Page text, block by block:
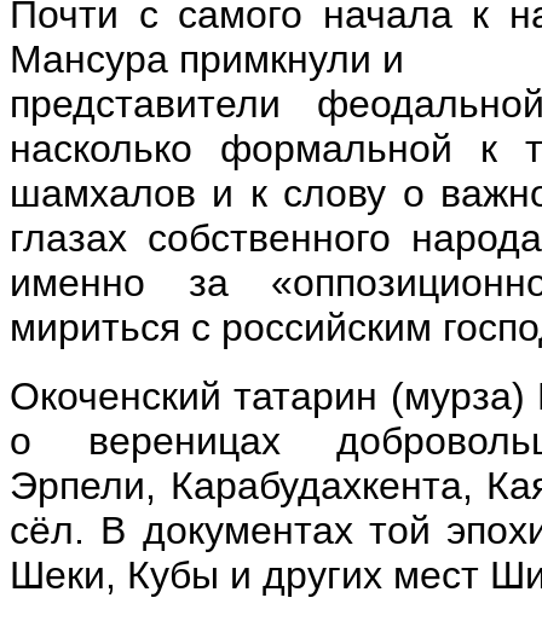
Почти с самого начала к
Мансура примкнули и
представители
насколько формальной
шамхалов и к слову о
глазах собственного
именно за
мириться с российским
Окоченский татарин
о вереницах
Эрпели, Карабудахкента,
сёл. В документах той
Шеки, Кубы и других мест